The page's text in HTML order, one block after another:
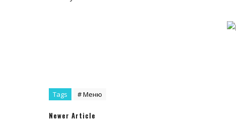
Tags # Меню
Newer Article